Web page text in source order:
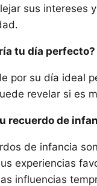
sus intereses
tu día perfecto?
por su día ideal
revelar si es
recuerdo de
de infancia
experiencias
influencias